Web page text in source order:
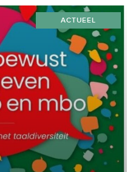
ACTUEEL